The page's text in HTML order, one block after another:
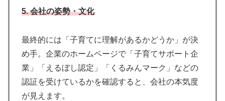
5. 会社の姿勢・文化
最終的には「子育てに理解があるかどうか」が決
め手。企業のホームページで「子育てサポート企
業」「えるぼし認定」「くるみんマーク」などの
認証を受けているかを確認すると、会社の本気度
が見えます。